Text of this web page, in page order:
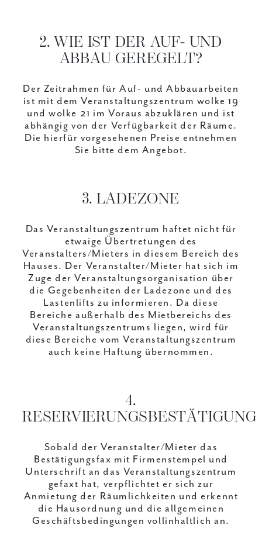
2. WIE IST DER AUF- UND
ABBAU GEREGELT?
Der Zeitrahmen für Auf- und Abbauarbeiten
ist mit dem Veranstaltungszentrum wolke 19
und wolke 21 im Voraus abzuklären und ist
abhängig von der Verfügbarkeit der Räume.
Die hierfür vorgesehenen Preise entnehmen
Sie bitte dem Angebot.
3. LADEZONE
Das Veranstaltungszentrum haftet nicht für
etwaige Übertretungen des
Veranstalters/Mieters in diesem Bereich des
Hauses. Der Veranstalter/Mieter hat sich im
Zuge der Veranstaltungsorganisation über
die Gegebenheiten der Ladezone und des
Lastenlifts zu informieren. Da diese
Bereiche außerhalb des Mietbereichs des
Veranstaltungszentrums liegen, wird für
diese Bereiche vom Veranstaltungszentrum
auch keine Haftung übernommen.
4.
RESERVIERUNGSBESTÄTIGUNG
Sobald der Veranstalter/Mieter das
Bestätigungsfax mit Firmenstempel und
Unterschrift an das Veranstaltungszentrum
gefaxt hat, verpflichtet er sich zur
Anmietung der Räumlichkeiten und erkennt
die Hausordnung und die allgemeinen
Geschäftsbedingungen vollinhaltlich an.